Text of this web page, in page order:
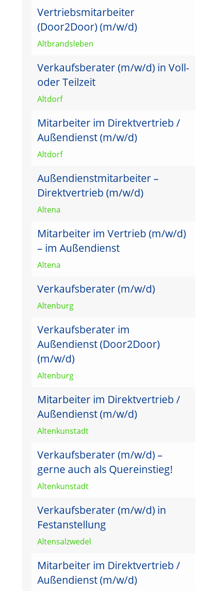
Vertriebsmitarbeiter
(Door2Door) (m/w/d)
Altbrandsleben
Verkaufsberater (m/w/d) in Voll-
oder Teilzeit
Altdorf
Mitarbeiter im Direktvertrieb /
Außendienst (m/w/d)
Altdorf
Außendienstmitarbeiter –
Direktvertrieb (m/w/d)
Altena
Mitarbeiter im Vertrieb (m/w/d)
– im Außendienst
Altena
Verkaufsberater (m/w/d)
Altenburg
Verkaufsberater im
Außendienst (Door2Door)
(m/w/d)
Altenburg
Mitarbeiter im Direktvertrieb /
Außendienst (m/w/d)
Altenkunstadt
Verkaufsberater (m/w/d) –
gerne auch als Quereinstieg!
Altenkunstadt
Verkaufsberater (m/w/d) in
Festanstellung
Altensalzwedel
Mitarbeiter im Direktvertrieb /
Außendienst (m/w/d)